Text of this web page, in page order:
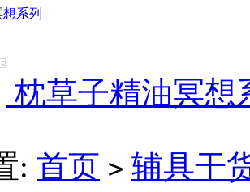
系列
枕草子精油冥想
: 首页 > 辅具干